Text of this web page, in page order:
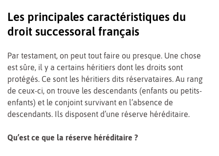
Les principales caractéristiques du
droit successoral français
Par testament, on peut tout faire ou presque. Une chose
est sûre, il y a certains héritiers dont les droits sont
protégés. Ce sont les héritiers dits réservataires. Au rang
de ceux-ci, on trouve les descendants (enfants ou petits-
enfants) et le conjoint survivant en l’absence de
descendants. Ils disposent d’une réserve héréditaire.
Qu’est ce que la réserve héréditaire ?